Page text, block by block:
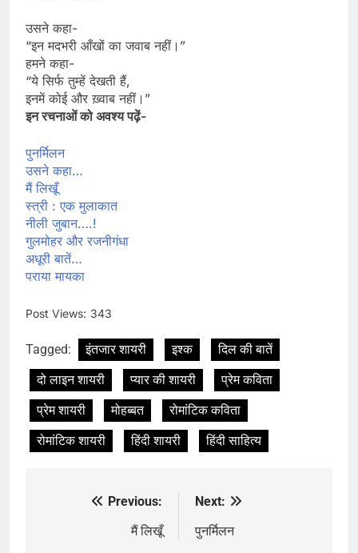
उसने कहा-
“इन मदभरी आँखों का जवाब नहीं।”
हमने कहा-
“ये सिर्फ तुम्हें देखती हैं,
इनमें कोई और ख़्वाब नहीं।”
इन रचनाओं को अवश्य पढ़ें-
पुनर्मिलन
उसने कहा…
मैं लिखूँ
स्त्री : एक मुलाकात
नीली जुबान….!
गुलमोहर और रजनीगंधा
अधूरी बातें…
पराया मायका
Post Views: 343
Tagged: इंतजार शायरी इश्क
दिल की बातें
दो लाइन शायरी
प्यार की शायरी
प्रेम कविता
प्रेम शायरी
मोहब्बत
रोमांटिक कविता
रोमांटिक शायरी
हिंदी शायरी हिंदी साहित्य
Previous:
मैं लिखूँ
Next:
पुनर्मिलन